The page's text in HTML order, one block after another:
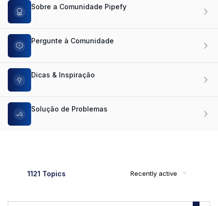
Sobre a Comunidade Pipefy
Pergunte à Comunidade
Dicas & Inspiração
Solução de Problemas
1121 Topics Recently active